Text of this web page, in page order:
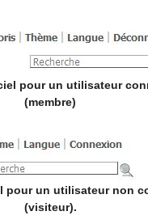
pour un utilisateur
(membre)
pour un utilisateur non
(visiteur).